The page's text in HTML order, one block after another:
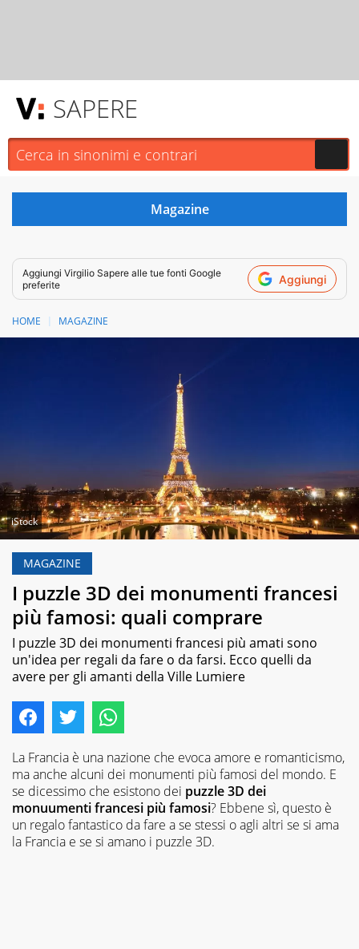
SAPERE
Aggiungi Virgilio Sapere alle tue fonti Google
preferite
Aggiungi
HOME MAGAZINE
iStock
MAGAZINE
I puzzle 3D dei monumenti francesi
più famosi: quali comprare
I puzzle 3D dei monumenti francesi più amati sono
un'idea per regali da fare o da farsi. Ecco quelli da
avere per gli amanti della Ville Lumiere
La Francia è una nazione che evoca amore e romanticismo,
ma anche alcuni dei monumenti più famosi del mondo. E
se dicessimo che esistono dei puzzle 3D dei
monuumenti francesi più famosi? Ebbene sì, questo è
un regalo fantastico da fare a se stessi o agli altri se si ama
la Francia e se si amano i puzzle 3D.